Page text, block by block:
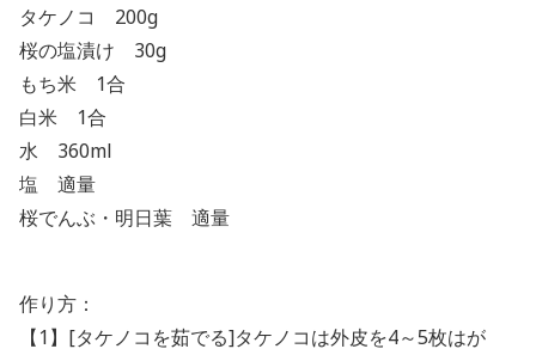
タケノコ 200g
桜の塩漬け 30g
もち米 1合
白米 1合
水 360ml
塩 適量
桜でんぶ・明日葉 適量
作り方：
【1】[タケノコを茹でる]タケノコは外皮を4～5枚はが